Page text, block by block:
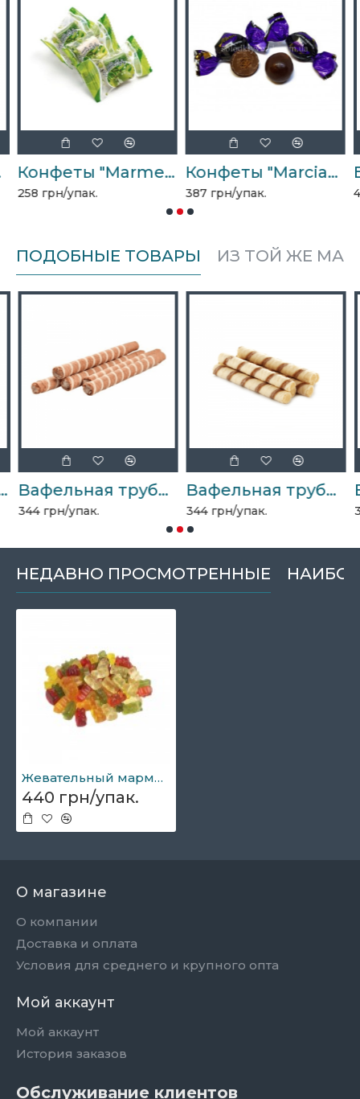
Конфеты "MarmeLady" яблоко 1,5кг
258 грн/упак.
Конфеты "Marciano" карамель 1,5кг
387 грн/упак.
ПОДОБНЫЕ ТОВАРЫ ИЗ ТОЙ ЖЕ
Стефания Вафельная трубочка "Хрумка" Галиция лесной орех 1,8кг
344 грн/упак.
Вафельная трубочка "Хрумка" Галиция сгущенное молоко 1,8кг
344 грн/упак.
НЕДАВНО ПРОСМОТРЕННЫЕ
Жевательный мармелад "Мишки" 1кг
440 грн/упак.
О магазине
О компании
Доставка и оплата
Условия для среднего и крупного опта
Мой аккаунт
Мой аккаунт
История заказов
Обслуживание клиентов